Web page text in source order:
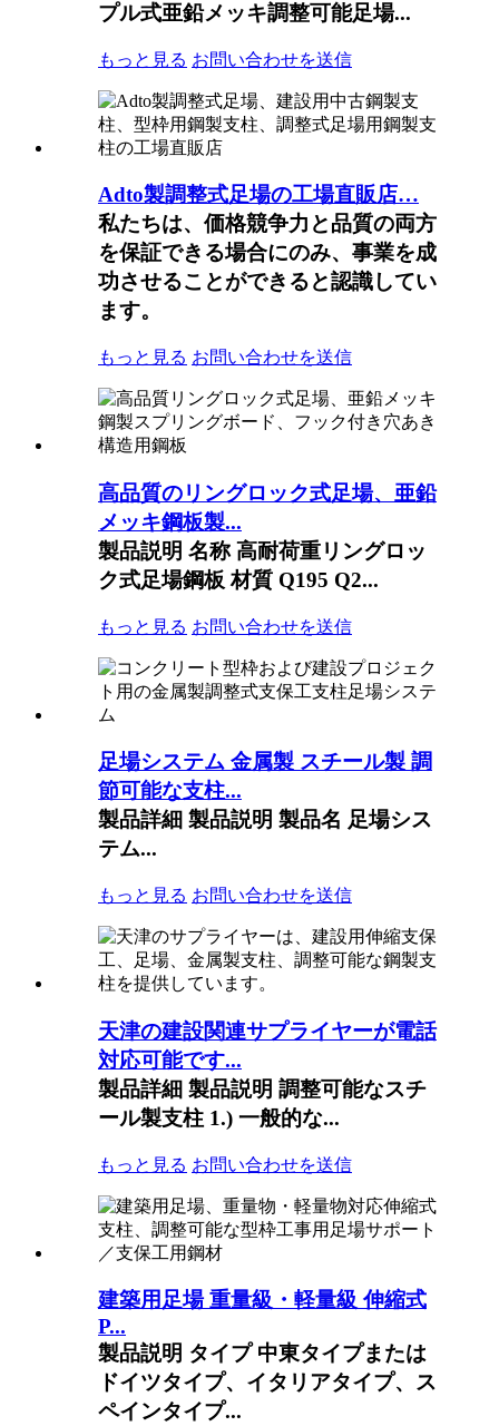
プル式亜鉛メッキ調整可能足場...
もっと見る お問い合わせを送信
Adto製調整式足場の工場直販店…
私たちは、価格競争力と品質の両方
を保証できる場合にのみ、事業を成
功させることができると認識してい
ます。
もっと見る お問い合わせを送信
高品質のリングロック式足場、亜鉛
メッキ鋼板製...
製品説明 名称 高耐荷重リングロッ
ク式足場鋼板 材質 Q195 Q2...
もっと見る お問い合わせを送信
足場システム 金属製 スチール製 調
節可能な支柱...
製品詳細 製品説明 製品名 足場シス
テム...
もっと見る お問い合わせを送信
天津の建設関連サプライヤーが電話
対応可能です...
製品詳細 製品説明 調整可能なスチ
ール製支柱 1.) 一般的な...
もっと見る お問い合わせを送信
建築用足場 重量級・軽量級 伸縮式
P...
製品説明 タイプ 中東タイプまたは
ドイツタイプ、イタリアタイプ、ス
ペインタイプ...